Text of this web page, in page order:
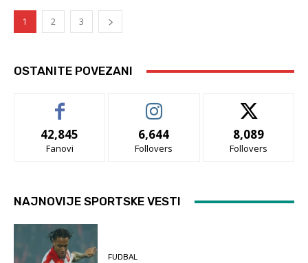
1 2 3
OSTANITE POVEZANI
42,845
Fanovi
6,644
Follovers
8,089
Follovers
NAJNOVIJE SPORTSKE VESTI
FUDBAL